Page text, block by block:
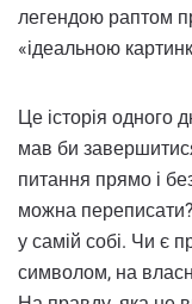
легендою раптом
«ідеальною
Це історія одного
мав би
питання прямо і
можна переписати?
у самій собі. Чи є
символом, на